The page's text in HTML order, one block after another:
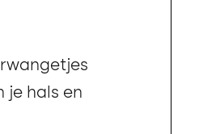
je hals en